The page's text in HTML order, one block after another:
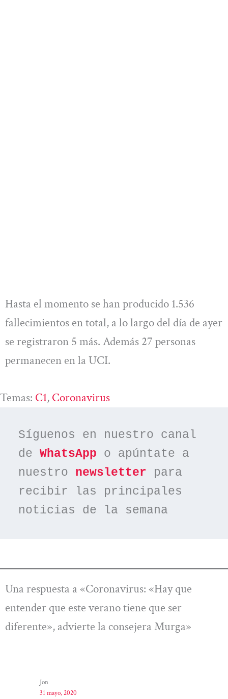
Hasta el momento se han producido 1.536
fallecimientos en total, a lo largo del día de ayer
se registraron 5 más. Además 27 personas
permanecen en la UCI.
Temas: C1, Coronavirus
Síguenos en nuestro canal
de WhatsApp o apúntate a
nuestro newsletter para
recibir las principales
noticias de la semana
Una respuesta a «Coronavirus: «Hay que
entender que este verano tiene que ser
diferente», advierte la consejera Murga»
Jon
31 mayo, 2020